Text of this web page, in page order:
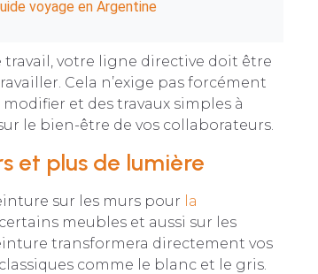
voyage en Argentine
votre ligne directive doit être
Cela n’exige pas forcément
et des travaux simples à
le bien-être de vos collaborateurs.
et plus de lumière
sur les murs pour la
meubles et aussi sur les
transformera directement vos
comme le blanc et le gris.